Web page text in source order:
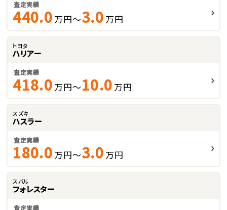
査定実績
440.0 万円～3.0 万円
トヨタ
ハリアー
査定実績
418.0 万円～10.0 万円
スズキ
ハスラー
査定実績
180.0 万円～3.0 万円
スバル
フォレスター
査定実績